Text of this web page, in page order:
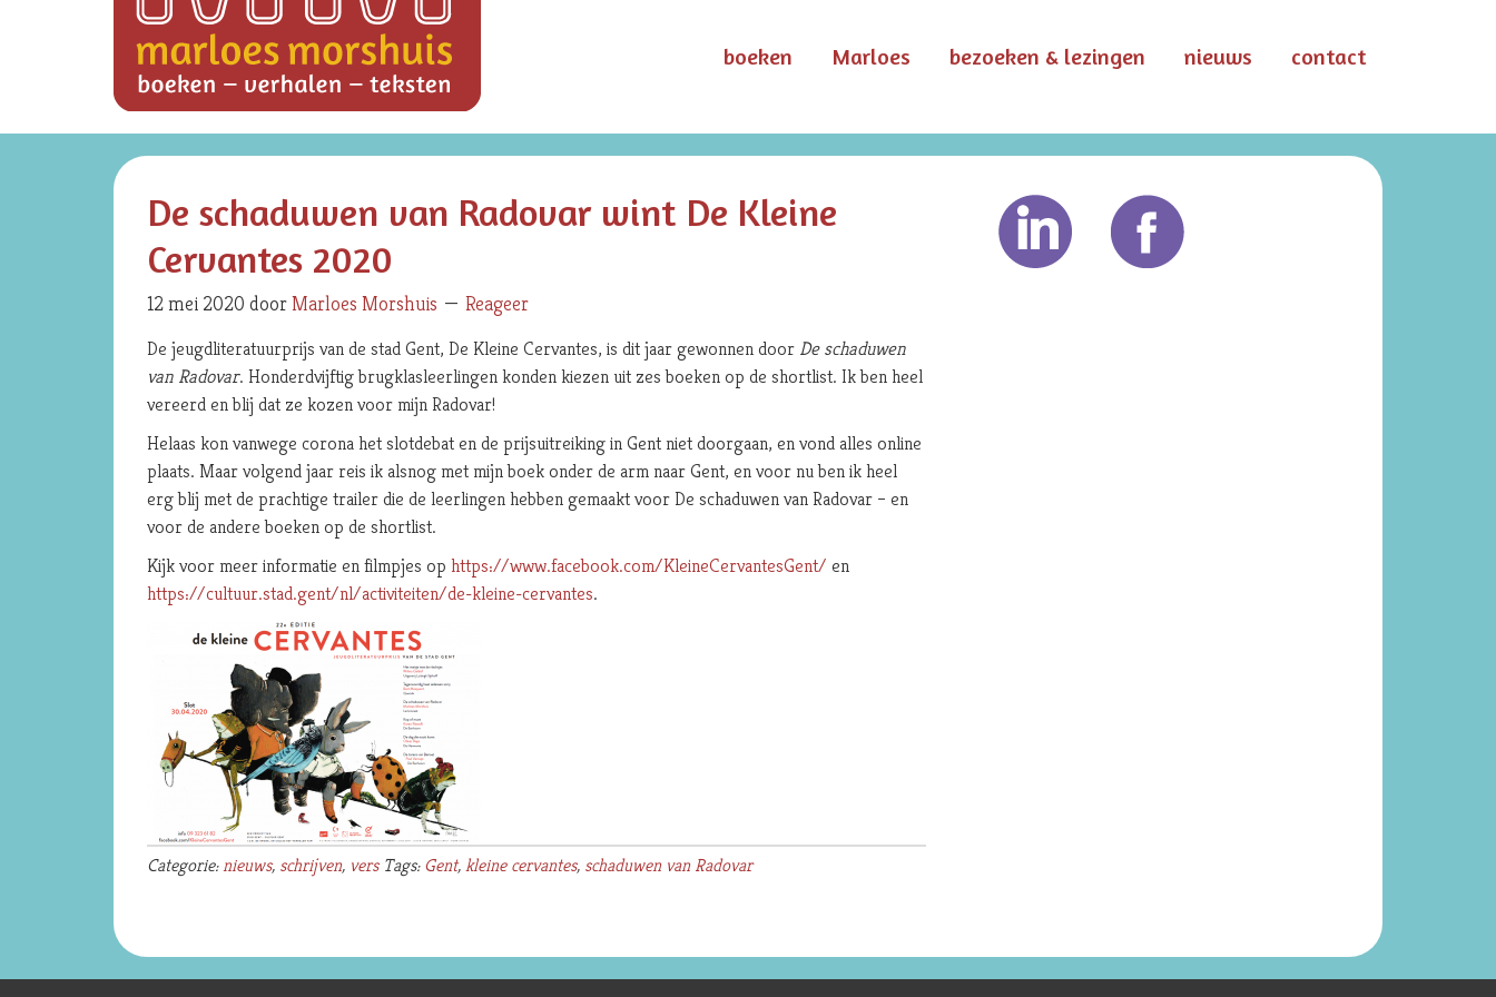
boeken Marloes bezoeken & lezingen nieuws contact
De schaduwen van Radovar wint De Kleine
Cervantes 2020
12 mei 2020 doorMarloes Morshuis Reageer
De jeugdliteratuurprijs van de stad Gent, De Kleine Cervantes, is dit jaar gewonnen door De schaduwen
van Radovar. Honderdvijftig brugklasleerlingen konden kiezen uit zes boeken op de shortlist. Ik ben heel
vereerd en blij dat ze kozen voor mijn Radovar!
Helaas kon vanwege corona het slotdebat en de prijsuitreiking in Gent niet doorgaan, en vond alles online
plaats. Maar volgend jaar reis ik alsnog met mijn boek onder de arm naar Gent, en voor nu ben ik heel
erg blij met de prachtige trailer die de leerlingen hebben gemaakt voor De schaduwen van Radovar – en
voor de andere boeken op de shortlist.
Kijk voor meer informatie en filmpjes op https://www.facebook.com/KleineCervantesGent/ en
https://cultuur.stad.gent/nl/activiteiten/de-kleine-cervantes.
Categorie:nieuws, schrijven, vers Tags:Gent,kleine cervantes, schaduwen van Radovar